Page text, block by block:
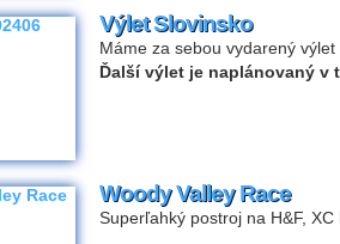
Výlet Slovinsko
Máme za sebou vydarený
Ďalší výlet je naplánovaný v
Woody Valley Race
Superľahký postroj na H&F, XC